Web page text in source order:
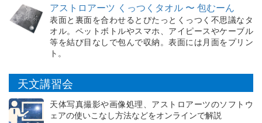
アストロアーツ くっつくタオル 〜 包むーん
表面と裏面を合わせるとぴたっとくっつく不思議なタ
オル。ペットボトルやスマホ、アイピースやケーブル
等を結び目なしで包んで収納。表面には月面をプリン
ト。
天文講習会
天体写真撮影や画像処理、アストロアーツのソフトウ
ェアの使いこなし方法などをオンラインで解説